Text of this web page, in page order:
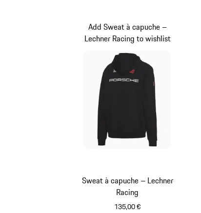
Sweat à capuche – Lechner
Racing
135,00 €
Add Sweat à capuche –
Lechner Racing to wishlist